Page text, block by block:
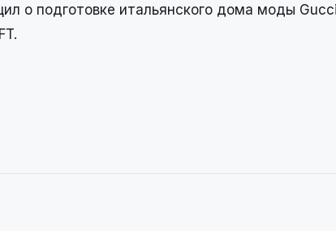
о подготовке итальянского дома моды